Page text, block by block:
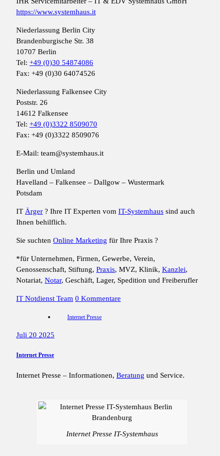
https://www.systemhaus.it
Niederlassung Berlin City
Brandenburgische Str. 38
10707 Berlin
Tel: +49 (0)30 54874086
Fax: +49 (0)30 64074526
Niederlassung Falkensee City
Poststr. 26
14612 Falkensee
Tel: +49 (0)3322 8509070
Fax: +49 (0)3322 8509076
E-Mail: team@systemhaus.it
Berlin und Umland
Havelland – Falkensee – Dallgow – Wustermark
Potsdam
IT Ärger ? Ihre IT Experten vom IT-Systemhaus sind auch
Ihnen behilflich.
Sie suchten Online Marketing für Ihre Praxis ?
*für Unternehmen, Firmen, Gewerbe, Verein,
Genossenschaft, Stiftung, Praxis, MVZ, Klinik, Kanzlei,
Notariat, Notar, Geschäft, Lager, Spedition und Freiberufler
IT Notdienst Team 0 Kommentare
Internet Presse
Juli 20 2025
Internet Presse
Internet Presse – Informationen, Beratung und Service.
Internet Presse IT-Systemhaus